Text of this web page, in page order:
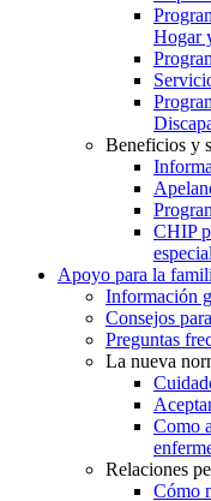
Hogar
Beneficios y
CHIP
Apoyo para la
Información
Consejos
Preguntas
La nueva
Como
Relaciones
Cómo